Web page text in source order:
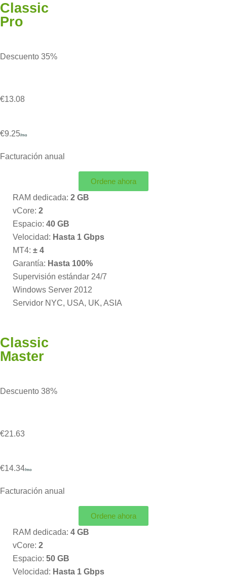
Classic
Pro
Descuento 35%
€13.08
€9.25/mo
Facturación anual
Ordene ahora
RAM dedicada: 2 GB
vCore: 2
Espacio: 40 GB
Velocidad: Hasta 1 Gbps
MT4: ± 4
Garantía: Hasta 100%
Supervisión estándar 24/7
Windows Server 2012
Servidor NYC, USA, UK, ASIA
Classic
Master
Descuento 38%
€21.63
€14.34/mo
Facturación anual
Ordene ahora
RAM dedicada: 4 GB
vCore: 2
Espacio: 50 GB
Velocidad: Hasta 1 Gbps